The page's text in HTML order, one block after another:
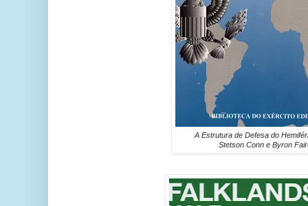
A Estrutura de Defesa do
Stetson Conn e Byron